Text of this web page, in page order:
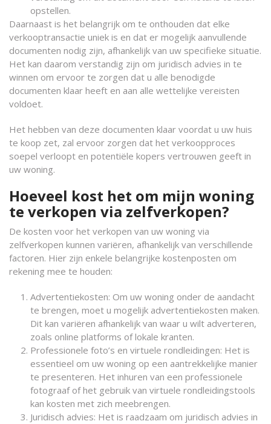
opstellen.
Daarnaast is het belangrijk om te onthouden dat elke
verkooptransactie uniek is en dat er mogelijk aanvullende
documenten nodig zijn, afhankelijk van uw specifieke situatie.
Het kan daarom verstandig zijn om juridisch advies in te
winnen om ervoor te zorgen dat u alle benodigde
documenten klaar heeft en aan alle wettelijke vereisten
voldoet.
Het hebben van deze documenten klaar voordat u uw huis
te koop zet, zal ervoor zorgen dat het verkoopproces
soepel verloopt en potentiële kopers vertrouwen geeft in
uw woning.
Hoeveel kost het om mijn woning
te verkopen via zelfverkopen?
De kosten voor het verkopen van uw woning via
zelfverkopen kunnen variëren, afhankelijk van verschillende
factoren. Hier zijn enkele belangrijke kostenposten om
rekening mee te houden:
Advertentiekosten: Om uw woning onder de aandacht
te brengen, moet u mogelijk advertentiekosten maken.
Dit kan variëren afhankelijk van waar u wilt adverteren,
zoals online platforms of lokale kranten.
Professionele foto’s en virtuele rondleidingen: Het is
essentieel om uw woning op een aantrekkelijke manier
te presenteren. Het inhuren van een professionele
fotograaf of het gebruik van virtuele rondleidingstools
kan kosten met zich meebrengen.
Juridisch advies: Het is raadzaam om juridisch advies in